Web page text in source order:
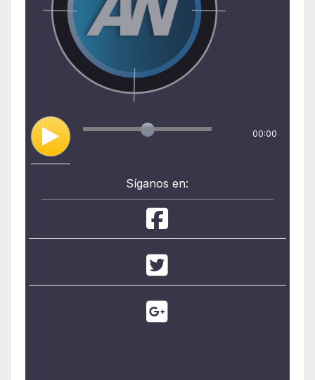
00:00
Síganos en: